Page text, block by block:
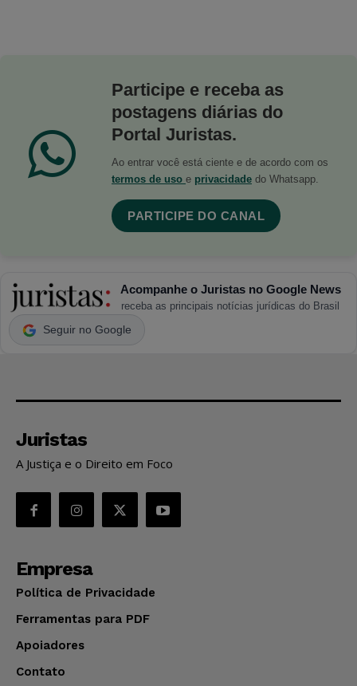
Participe e receba as
postagens diárias do
Portal Juristas.
Ao entrar você está ciente e de acordo com os
termos de uso e privacidade do Whatsapp.
PARTICIPE DO CANAL
Acompanhe o Juristas no Google News
receba as principais notícias jurídicas do Brasil
Seguir no Google
Juristas
A Justiça e o Direito em Foco
Empresa
Política de Privacidade
Ferramentas para PDF
Apoiadores
Contato